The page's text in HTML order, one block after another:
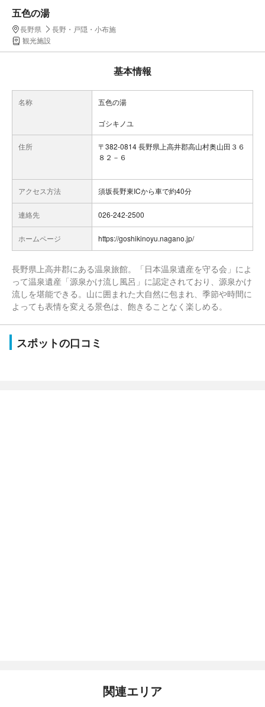
五色の湯
長野県
長野・戸隠・小布施
観光施設
基本情報
名称 五色の湯
ゴシキノユ
住所
〒382-0814 長野県上高井郡高山村奥山田３６
８２－６
アクセス方法 須坂長野東ICから車で約40分
連絡先 026-242-2500
ホームページ https://goshikinoyu.nagano.jp/
長野県上高井郡にある温泉旅館。「日本温泉遺産を守る会」によ
って温泉遺産「源泉かけ流し風呂」に認定されており、源泉かけ
流しを堪能できる。山に囲まれた大自然に包まれ、季節や時間に
よっても表情を変える景色は、飽きることなく楽しめる。
スポットの口コミ
関連エリア